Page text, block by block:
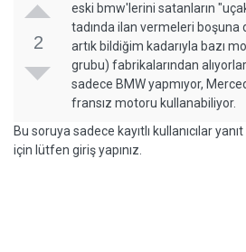
2
eski bmw'lerini satanların
tadında ilan vermeleri boşuna
artık bildiğim kadarıyla bazı
grubu) fabrikalarından
sadece BMW yapmıyor,
fransız motoru kullanabiliyor.
Bu soruya sadece kayıtlı kullanıcılar
için lütfen giriş yapınız.